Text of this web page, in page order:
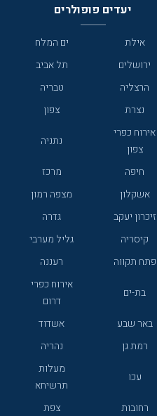
יעדים פופולרים
אילת
ים המלח
ירושלים
תל אביב
הרצליה
טבריה
נצרת
צפון
אירוח כפרי
צפון
נתניה
חיפה
מרכז
אשקלון
מצפה רמון
זיכרון יעקב
גדרה
קיסריה
גליל מערבי
פתח תקווה
רעננה
בת-ים
אירוח כפרי
דרום
באר שבע
אשדוד
רמת גן
נהריה
עכו
מעלות
תרשיחא
רחובות
צפת